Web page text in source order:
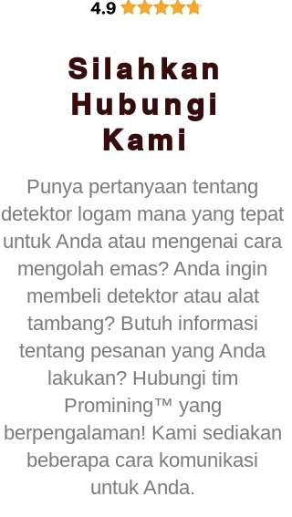
Silahkan
Hubungi
Kami
Punya pertanyaan tentang
detektor logam mana yang tepat
untuk Anda atau mengenai cara
mengolah emas? Anda ingin
membeli detektor atau alat
tambang? Butuh informasi
tentang pesanan yang Anda
lakukan? Hubungi tim
Promining™ yang
berpengalaman! Kami sediakan
beberapa cara komunikasi
untuk Anda.